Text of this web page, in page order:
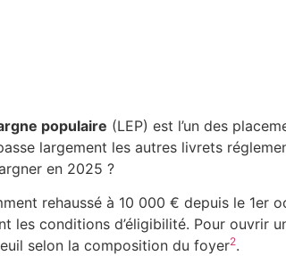
populaire (LEP) est l’un des
largement les autres livrets
en 2025 ?
rehaussé à 10 000 € depuis le 1er
les conditions d’éligibilité. Pour ouvrir
selon la composition du foyer2.